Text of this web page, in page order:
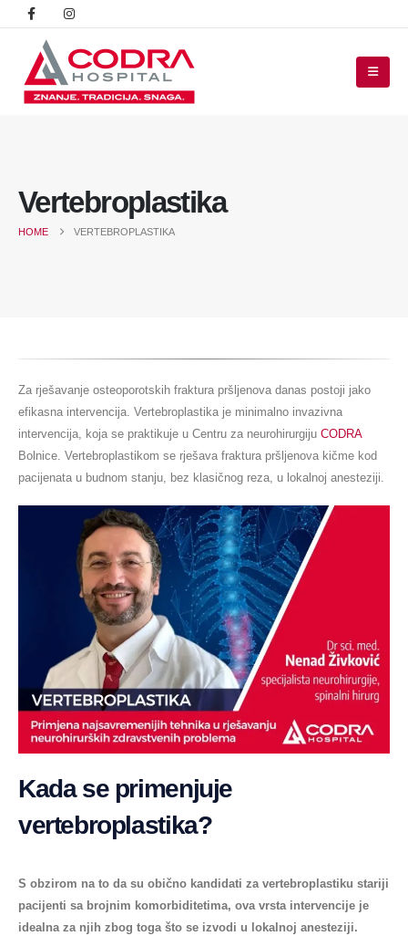
Vertebroplastika
HOME VERTEBROPLASTIKA
Za rješavanje osteoporotskih fraktura pršljenova danas postoji jako
efikasna intervencija. Vertebroplastika je minimalno invazivna
intervencija, koja se praktikuje u Centru za neurohirurgiju CODRA
Bolnice. Vertebroplastikom se rješava fraktura pršljenova kičme kod
pacijenata u budnom stanju, bez klasičnog reza, u lokalnoj anesteziji.
Kada se primenjuje
vertebroplastika?
S obzirom na to da su obično kandidati za vertebroplastiku stariji
pacijenti sa brojnim komorbiditetima, ova vrsta intervencije je
idealna za njih zbog toga što se izvodi u lokalnoj anesteziji.